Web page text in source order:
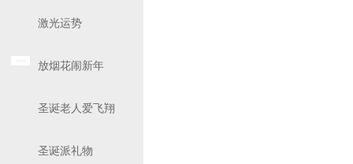
激光运势
放烟花闹新年
圣诞老人爱飞翔
圣诞派礼物